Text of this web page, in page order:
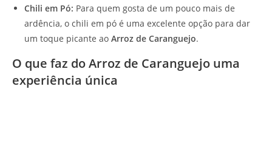
Chili em Pó: Para quem gosta de um pouco mais de
ardência, o chili em pó é uma excelente opção para dar
um toque picante ao Arroz de Caranguejo.
O que faz do Arroz de Caranguejo uma
experiência única